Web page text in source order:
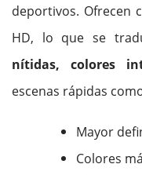
deportivos. Ofrecen
HD, lo que se
nítidas, colores
escenas rápidas
Mayor
Colores